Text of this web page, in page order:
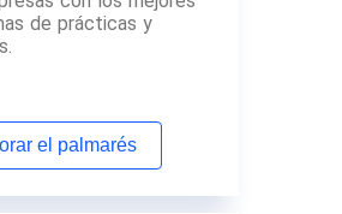
de prácticas y
el palmarés